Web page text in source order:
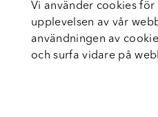
Vi använder cookies
upplevelsen av vår
användningen av
och surfa vidare på